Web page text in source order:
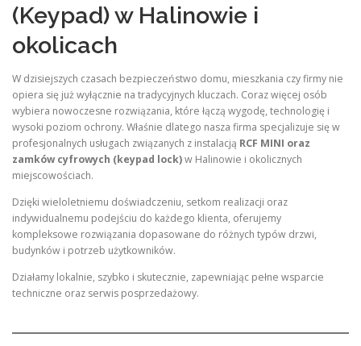
(Keypad) w Halinowie i
okolicach
W dzisiejszych czasach bezpieczeństwo domu, mieszkania czy firmy nie
opiera się już wyłącznie na tradycyjnych kluczach. Coraz więcej osób
wybiera nowoczesne rozwiązania, które łączą wygodę, technologię i
wysoki poziom ochrony. Właśnie dlatego nasza firma specjalizuje się w
profesjonalnych usługach związanych z instalacją RCF MINI oraz
zamków cyfrowych (keypad lock)w Halinowie i okolicznych
miejscowościach.
Dzięki wieloletniemu doświadczeniu, setkom realizacji oraz
indywidualnemu podejściu do każdego klienta, oferujemy
kompleksowe rozwiązania dopasowane do różnych typów drzwi,
budynków i potrzeb użytkowników.
Działamy lokalnie, szybko i skutecznie, zapewniając pełne wsparcie
techniczne oraz serwis posprzedażowy.